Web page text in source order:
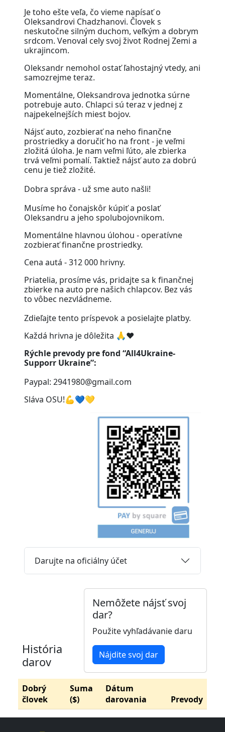
Je toho ešte veľa, čo vieme napísať o
Oleksandrovi Chadzhanovi. Človek s
neskutočne silným duchom, veľkým a dobrym
srdcom. Venoval cely svoj život Rodnej Zemi a
ukrajincom.
Oleksandr nemohol ostať ľahostajný vtedy, ani
samozrejme teraz.
Momentálne, Oleksandrova jednotka súrne
potrebuje auto. Chlapci sú teraz v jednej z
najpekelnejších miest bojov.
Nájsť auto, zozbierať na neho finančne
prostriedky a doručiť ho na front - je veľmi
zložitá úloha. Je nam veľmi ľúto, ale zbierka
trvá veľmi pomalí. Taktiež nájsť auto za dobrú
cenu je tiež zložité.
Dobra správa - už sme auto našli!
Musíme ho čonajskôr kúpiť a poslať
Oleksandru a jeho spolubojovnikom.
Momentálne hlavnou úlohou - operatívne
zozbierať finančne prostriedky.
Cena autá - 312 000 hrivny.
Priatelia, prosíme vás, pridajte sa k finančnej
zbierke na auto pre našich chlapcov. Bez vás
to vôbec nezvládneme.
Zdieľajte tento príspevok a posielajte platby.
Každá hrivna je dôležita 🙏❤️
Rýchle prevody pre fond “All4Ukraine-
Supporr Ukraine”:
Paypal: 2941980@gmail.com
Sláva OSU!💪💙💛
Darujte na oficiálny účet
História
darov
Nemôžete nájsť svoj
dar?
Použite vyhľadávanie daru
Nájdite svoj dar
Dobrý
človek
Suma
($)
Dátum
darovania
Prevody